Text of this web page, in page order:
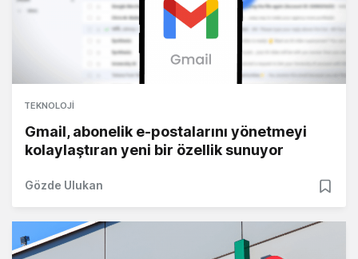
TEKNOLOJI
Gmail, abonelik e-postalarını yönetmeyi
kolaylaştıran yeni bir özellik sunuyor
Gözde Ulukan